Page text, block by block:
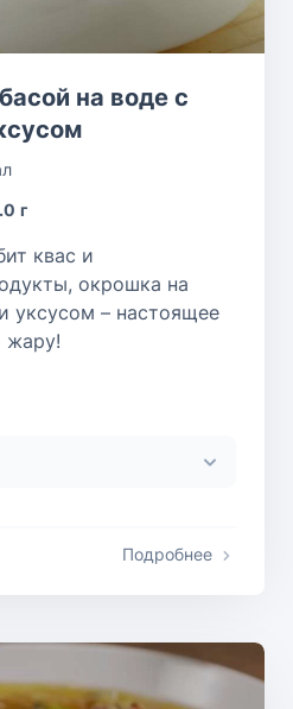
на воде с
г
квас и
окрошка на
уксусом – настоящее
жару!
Подробнее